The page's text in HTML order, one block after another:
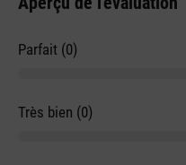
Parfait (0)
Très bien (0)